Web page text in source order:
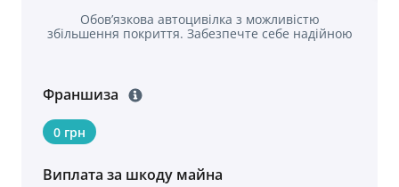
Обовʼязкова автоцивілка з можливістю
збільшення покриття. Забезпечте себе надійною
Франшиза
0 грн
Виплата за шкоду майна